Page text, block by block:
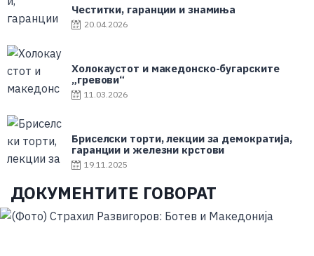
Честитки, гаранции и знамиња
20.04.2026
Холокаустот и македонско-бугарските
„гревови“
11.03.2026
Бриселски торти, лекции за демократија,
гаранции и железни крстови
19.11.2025
ДОКУМЕНТИТЕ ГОВОРАТ